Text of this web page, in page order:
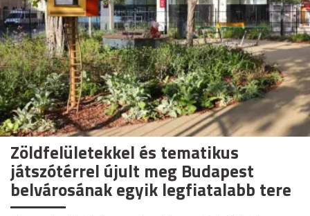
Zöldfelületekkel és tematikus
játszótérrel újult meg Budapest
belvárosának egyik legfiatalabb tere